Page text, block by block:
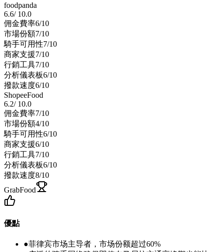
foodpanda
6.6/ 10.0
佣金費率6/10
市場份額7/10
騎手可用性7/10
商家支援7/10
行銷工具7/10
分析儀表板6/10
撥款速度6/10
ShopeeFood
6.2/ 10.0
佣金費率7/10
市場份額4/10
騎手可用性6/10
商家支援6/10
行銷工具7/10
分析儀表板6/10
撥款速度8/10
GrabFood
優點
●菲律宾市场主导者，市场份额超过60%